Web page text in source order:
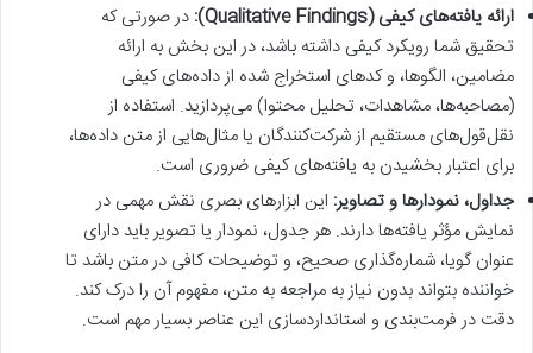
ارائه یافته‌های کیفی (Qualitative Findings):
در صورتی که
تحقیق شما رویکرد کیفی داشته باشد، در این بخش به ارائه
مضامین، الگوها، و کدهای استخراج شده از داده‌های کیفی
(مصاحبه‌ها، مشاهدات، تحلیل محتوا) می‌پردازید. استفاده از
نقل‌قول‌های مستقیم از شرکت‌کنندگان یا مثال‌هایی از متن داده‌ها،
برای اعتبار بخشیدن به یافته‌های کیفی ضروری است.
جداول، نمودارها و تصاویر: این ابزارهای بصری نقش مهمی در
نمایش مؤثر یافته‌ها دارند. هر جدول، نمودار یا تصویر باید دارای
عنوان گویا، شماره‌گذاری صحیح، و توضیحات کافی در متن باشد تا
خواننده بتواند بدون نیاز به مراجعه به متن، مفهوم آن را درک کند.
دقت در فرمت‌بندی و استانداردسازی این عناصر بسیار مهم است.